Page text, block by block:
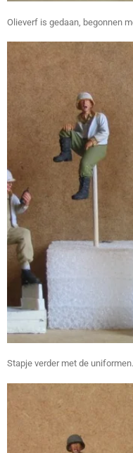
Olieverf is gedaan, begonnen
Stapje verder met de uniformen.